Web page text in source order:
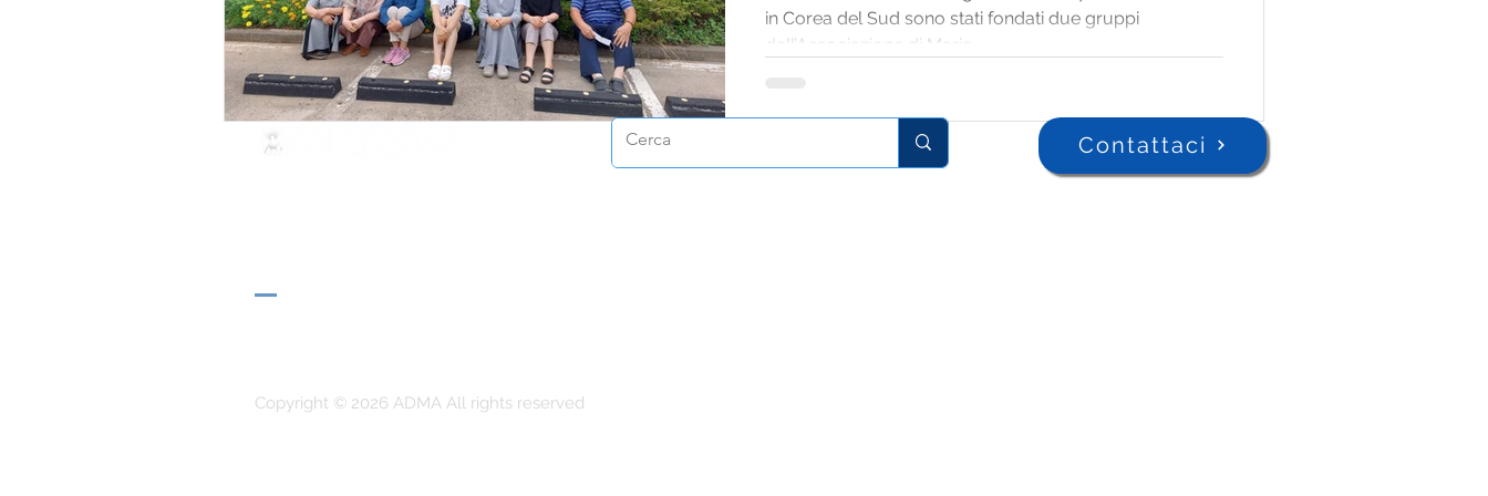
in Corea del Sud sono stati fondati due gruppi
dell’Associazione di Maria...
Contattaci
Copyright © 2026 ADMA All rights reserved